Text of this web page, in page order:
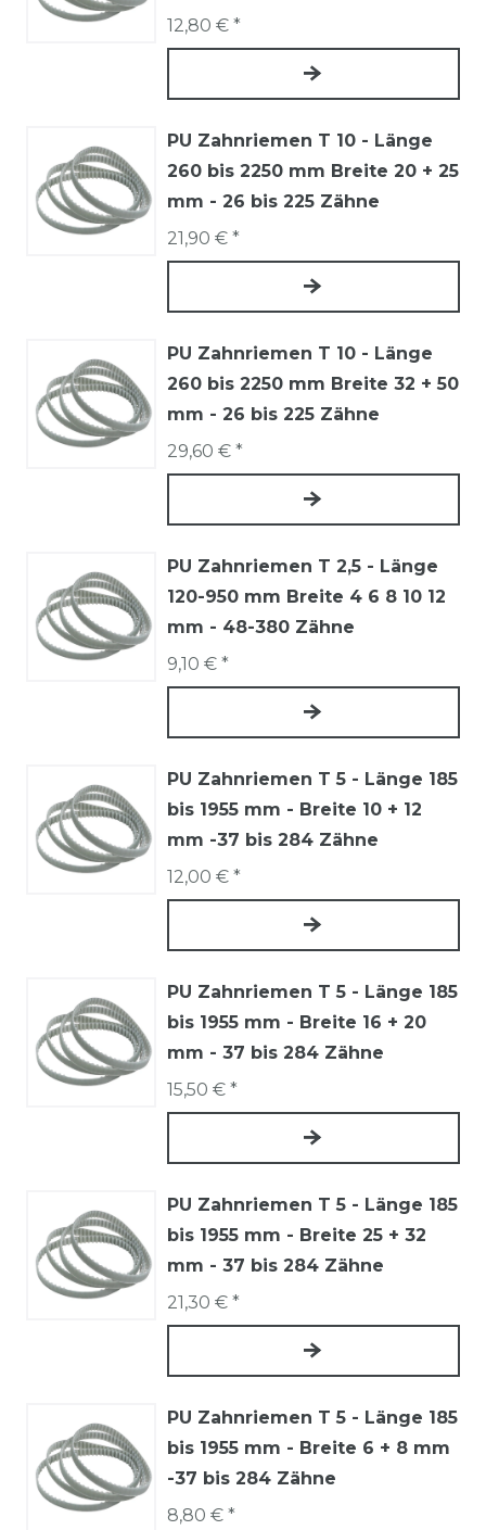
12,80 € *
PU Zahnriemen T 10 - Länge
260 bis 2250 mm Breite 20 + 25
mm - 26 bis 225 Zähne
21,90 € *
PU Zahnriemen T 10 - Länge
260 bis 2250 mm Breite 32 + 50
mm - 26 bis 225 Zähne
29,60 € *
PU Zahnriemen T 2,5 - Länge
120-950 mm Breite 4 6 8 10 12
mm - 48-380 Zähne
9,10 € *
PU Zahnriemen T 5 - Länge 185
bis 1955 mm - Breite 10 + 12
mm -37 bis 284 Zähne
12,00 € *
PU Zahnriemen T 5 - Länge 185
bis 1955 mm - Breite 16 + 20
mm - 37 bis 284 Zähne
15,50 € *
PU Zahnriemen T 5 - Länge 185
bis 1955 mm - Breite 25 + 32
mm - 37 bis 284 Zähne
21,30 € *
PU Zahnriemen T 5 - Länge 185
bis 1955 mm - Breite 6 + 8 mm
-37 bis 284 Zähne
8,80 € *